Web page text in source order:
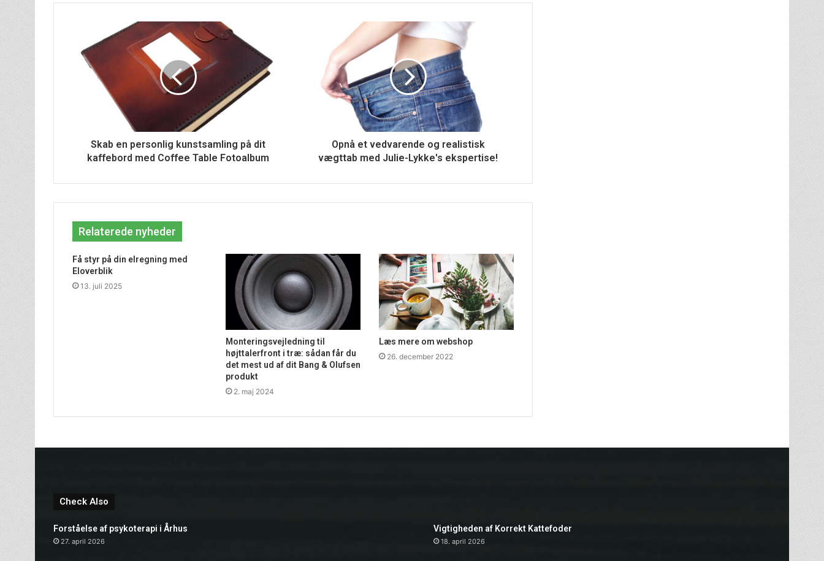
Skab en personlig kunstsamling på dit
kaffebord med Coffee Table Fotoalbum
Opnå et vedvarende og realistisk
vægttab med Julie-Lykke's ekspertise!
Relaterede nyheder
Få styr på din elregning med
Eloverblik
13. juli 2025
Monteringsvejledning til
højttalerfront i træ: sådan får du
det mest ud af dit Bang & Olufsen
produkt
2. maj 2024
Læs mere om webshop
26. december 2022
Check Also
Forståelse af psykoterapi i Århus
27. april 2026
Vigtigheden af Korrekt Kattefoder
18. april 2026